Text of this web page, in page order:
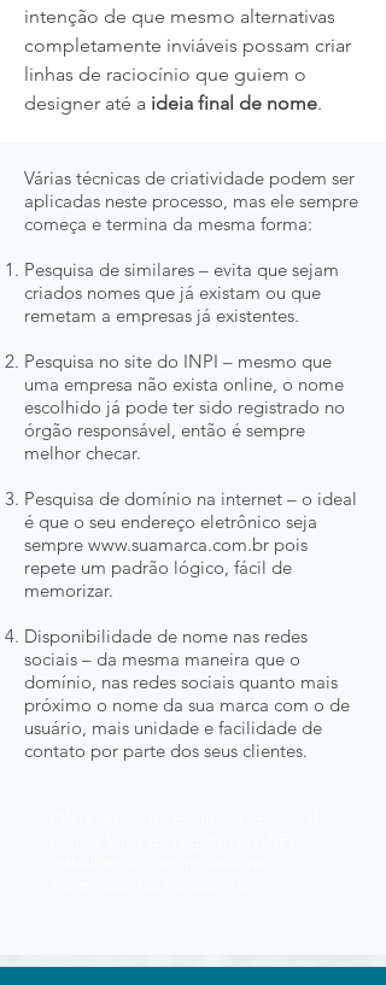
intenção de que mesmo alternativas
completamente inviáveis possam criar
linhas de raciocínio que guiem o
designer até a ideia final de nome.
Várias técnicas de criatividade podem ser
aplicadas neste processo, mas ele sempre
começa e termina da mesma forma:
Pesquisa de similares – evita que sejam
criados nomes que já existam ou que
remetam a empresas já existentes.
Pesquisa no site do INPI – mesmo que
uma empresa não exista online, o nome
escolhido já pode ter sido registrado no
órgão responsável, então é sempre
melhor checar.
Pesquisa de domínio na internet – o ideal
é que o seu endereço eletrônico seja
sempre www.suamarca.com.br pois
repete um padrão lógico, fácil de
memorizar.
Disponibilidade de nome nas redes
sociais – da mesma maneira que o
domínio, nas redes sociais quanto mais
próximo o nome da sua marca com o de
usuário, mais unidade e facilidade de
contato por parte dos seus clientes.